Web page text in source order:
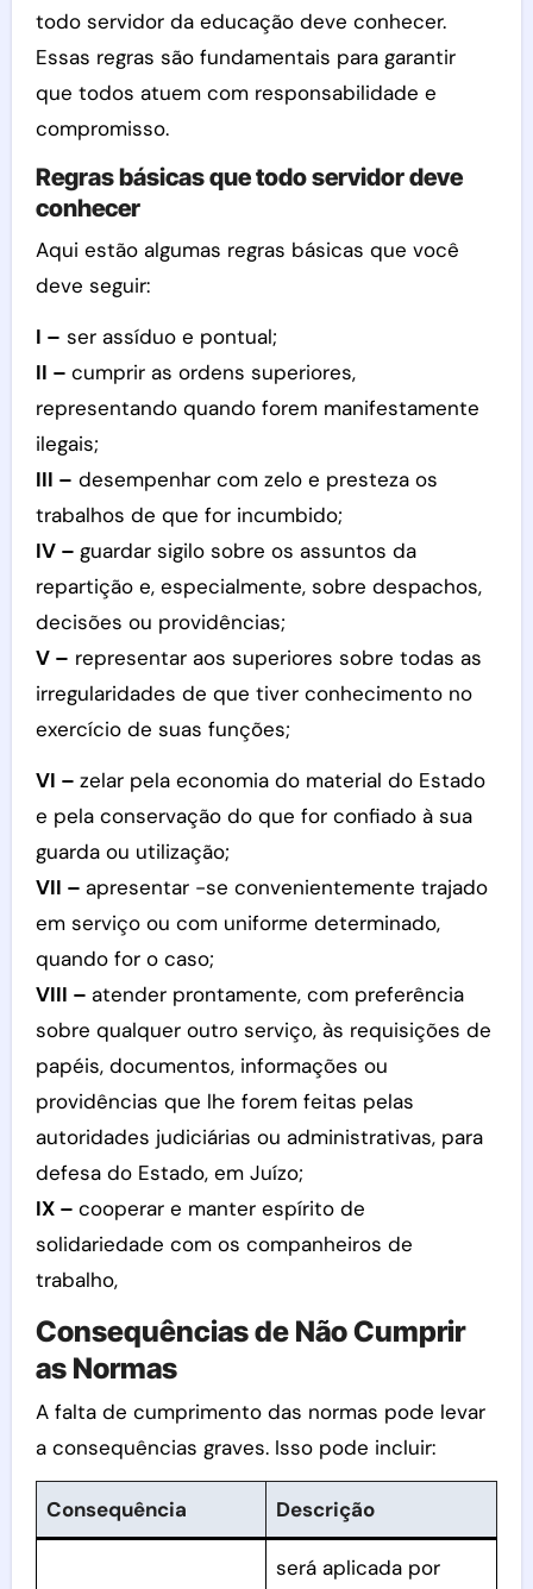
todo servidor da educação deve conhecer.
Essas regras são fundamentais para garantir
que todos atuem com responsabilidade e
compromisso.
Regras básicas que todo servidor deve
conhecer
Aqui estão algumas regras básicas que você
deve seguir:
I – ser assíduo e pontual;
II – cumprir as ordens superiores,
representando quando forem manifestamente
ilegais;
III – desempenhar com zelo e presteza os
trabalhos de que for incumbido;
IV – guardar sigilo sobre os assuntos da
repartição e, especialmente, sobre despachos,
decisões ou providências;
V – representar aos superiores sobre todas as
irregularidades de que tiver conhecimento no
exercício de suas funções;
VI – zelar pela economia do material do Estado
e pela conservação do que for confiado à sua
guarda ou utilização;
VII – apresentar -se convenientemente trajado
em serviço ou com uniforme determinado,
quando for o caso;
VIII – atender prontamente, com preferência
sobre qualquer outro serviço, às requisições de
papéis, documentos, informações ou
providências que lhe forem feitas pelas
autoridades judiciárias ou administrativas, para
defesa do Estado, em Juízo;
IX – cooperar e manter espírito de
solidariedade com os companheiros de
trabalho,
Consequências de Não Cumprir
as Normas
A falta de cumprimento das normas pode levar
a consequências graves. Isso pode incluir:
Consequência Descrição
será aplicada por